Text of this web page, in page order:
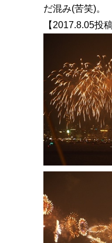
だ混み(苦笑)。
【2017.8.05投稿